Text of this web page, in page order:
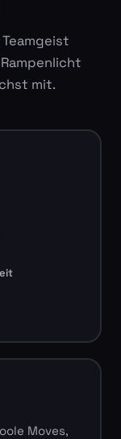
mit.
Moves,